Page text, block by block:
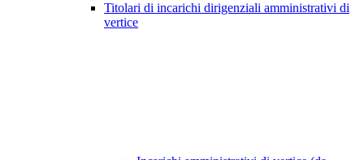
Titolari di incarichi dirigenziali amministrativi di
vertice